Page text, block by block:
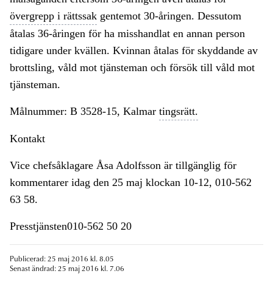
övergrepp i rättssak gentemot 30-åringen. Dessutom
åtalas 36-åringen för ha misshandlat en annan person
tidigare under kvällen. Kvinnan åtalas för skyddande av
brottsling, våld mot tjänsteman och försök till våld mot
tjänsteman.
Målnummer: B 3528-15, Kalmar tingsrätt.
Kontakt
Vice chefsåklagare Åsa Adolfsson är tillgänglig för
kommentarer idag den 25 maj klockan 10-12, 010-562
63 58.
Presstjänsten010-562 50 20
Publicerad: 25 maj 2016 kl. 8.05
Senast ändrad: 25 maj 2016 kl. 7.06